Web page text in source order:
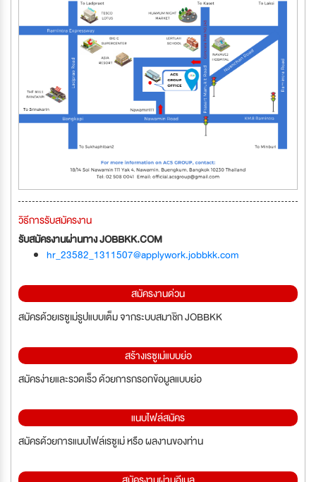
วิธีการรับสมัครงาน
รับสมัครงานผ่านทาง JOBBKK.COM
hr_23582_1311507@applywork.jobbkk.com
สมัครงานด่วน
สมัครด้วยเรซูเม่รูปแบบเต็ม จากระบบสมาชิก JOBBKK
สร้างเรซูเม่แบบย่อ
สมัครง่ายและรวดเร็ว ด้วยการกรอกข้อมูลแบบย่อ
แนบไฟล์สมัคร
สมัครด้วยการแนบไฟล์เรซูเม่ หรือ ผลงานของท่าน